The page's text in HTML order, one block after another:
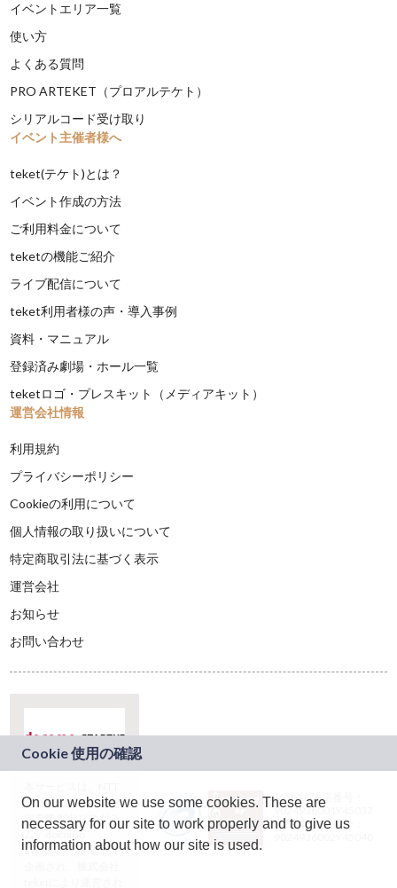
イベントエリア一覧
使い方
よくある質問
PRO ARTEKET（プロアルテケト）
シリアルコード受け取り
イベント主催者様へ
teket(テケト)とは？
イベント作成の方法
ご利用料金について
teketの機能ご紹介
ライブ配信について
teket利用者様の声・導入事例
資料・マニュアル
登録済み劇場・ホール一覧
teketロゴ・プレスキット（メディアキット）
運営会社情報
利用規約
プライバシーポリシー
Cookieの利用について
個人情報の取り扱いについて
特定商取引法に基づく表示
運営会社
お知らせ
お問い合わせ
ドコモグループの新
規事業創出プログラ
ム「docomo
STARTUP」を通じて
JASRAC許諾番号：
9024936001Y45037
JASRAC許諾番号：
On our website we use some cookies. These are
necessary for our site to work properly and to give us
information about how our site is used.